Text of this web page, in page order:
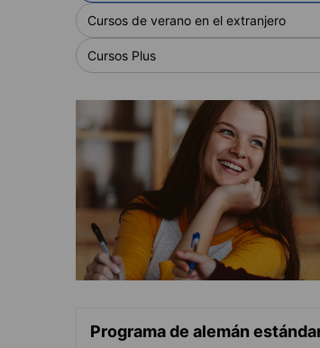
Cursos de verano en el extranjero
Cursos Plus
Programa de alemán